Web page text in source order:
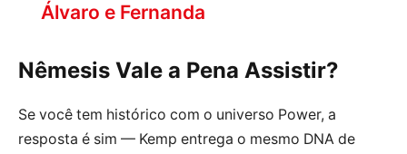
Álvaro e Fernanda
Nêmesis Vale a Pena Assistir?
Se você tem histórico com o universo Power, a
resposta é sim — Kemp entrega o mesmo DNA de